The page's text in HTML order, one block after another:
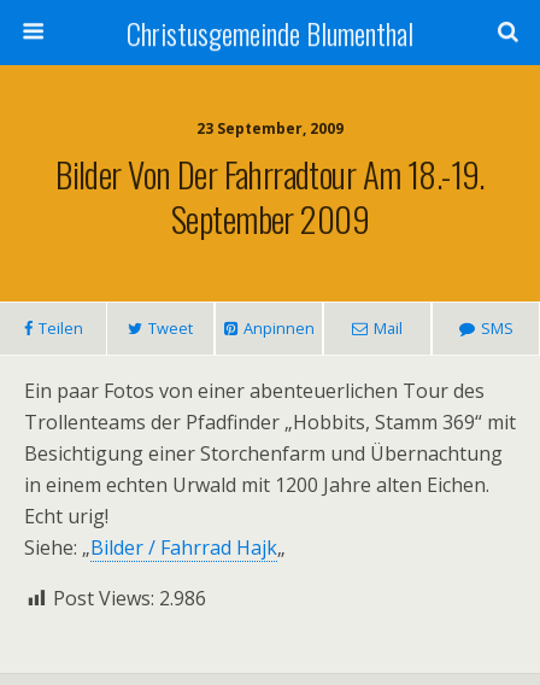
Christusgemeinde Blumenthal
23 September, 2009
Bilder Von Der Fahrradtour Am 18.-19.
September 2009
Teilen Tweet Anpinnen Mail SMS
Ein paar Fotos von einer abenteuerlichen Tour des
Trollenteams der Pfadfinder „Hobbits, Stamm 369“ mit
Besichtigung einer Storchenfarm und Übernachtung
in einem echten Urwald mit 1200 Jahre alten Eichen.
Echt urig!
Siehe: „Bilder / Fahrrad Hajk„
Post Views: 2.986